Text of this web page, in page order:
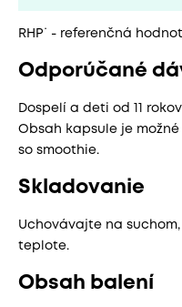
RHP˙ - referenčná
Odporúčané
Dospelí a deti od 11
Obsah kapsule je
so smoothie.
Skladovanie
Uchovávajte na
teplote.
Obsah balení